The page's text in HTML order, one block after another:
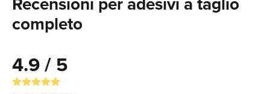
Recensioni per adesivi a taglio
completo
4.9 / 5